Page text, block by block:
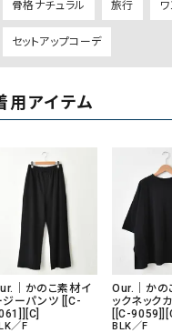
GO TO HOLLYWOOD
ッド）
GOOD SPEED（グッドス
GRAMICCI（グラミチ）
（ｇ） （グラム）
Gives a sense of
HUNTER（ハンター）
骨格ナチュラル 旅行
セットアップコーデ
用アイテム
｜かのこ素材イ
ジーパンツ [[C-
／F
Our.｜かの
ックネック
[[C-
BLK／F